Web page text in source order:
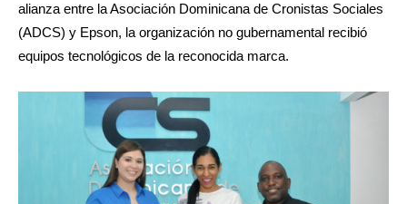
alianza entre la Asociación Dominicana de Cronistas Sociales
(ADCS) y Epson, la organización no gubernamental recibió
equipos tecnológicos de la reconocida marca.